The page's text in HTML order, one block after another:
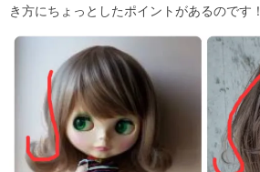
き方にちょっとしたポイントがあるのです！